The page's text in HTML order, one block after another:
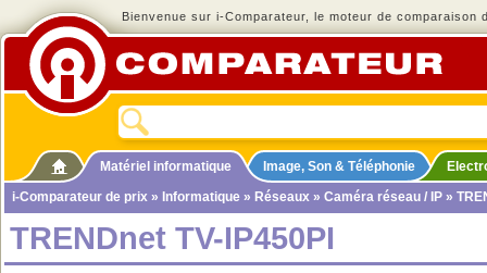
Bienvenue sur i-Comparateur, le moteur de comparaison
Matériel informatique Image, Son & Téléphonie
i-Comparateur de prix » Informatique » Réseaux » Caméra réseau / IP »
TRENDnet TV-IP450PI